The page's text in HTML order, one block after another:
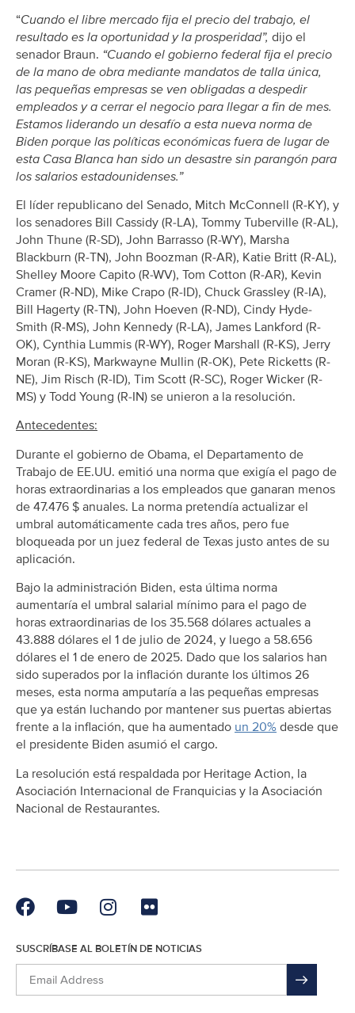
“Cuando el libre mercado fija el precio del trabajo, el
resultado es la oportunidad y la prosperidad”, dijo el
senador Braun. “Cuando el gobierno federal fija el precio
de la mano de obra mediante mandatos de talla única,
las pequeñas empresas se ven obligadas a despedir
empleados y a cerrar el negocio para llegar a fin de mes.
Estamos liderando un desafío a esta nueva norma de
Biden porque las políticas económicas fuera de lugar de
esta Casa Blanca han sido un desastre sin parangón para
los salarios estadounidenses.”
El líder republicano del Senado, Mitch McConnell (R-KY), y
los senadores Bill Cassidy (R-LA), Tommy Tuberville (R-AL),
John Thune (R-SD), John Barrasso (R-WY), Marsha
Blackburn (R-TN), John Boozman (R-AR), Katie Britt (R-AL),
Shelley Moore Capito (R-WV), Tom Cotton (R-AR), Kevin
Cramer (R-ND), Mike Crapo (R-ID), Chuck Grassley (R-IA),
Bill Hagerty (R-TN), John Hoeven (R-ND), Cindy Hyde-
Smith (R-MS), John Kennedy (R-LA), James Lankford (R-
OK), Cynthia Lummis (R-WY), Roger Marshall (R-KS), Jerry
Moran (R-KS), Markwayne Mullin (R-OK), Pete Ricketts (R-
NE), Jim Risch (R-ID), Tim Scott (R-SC), Roger Wicker (R-
MS) y Todd Young (R-IN) se unieron a la resolución.
Antecedentes:
Durante el gobierno de Obama, el Departamento de
Trabajo de EE.UU. emitió una norma que exigía el pago de
horas extraordinarias a los empleados que ganaran menos
de 47.476 $ anuales. La norma pretendía actualizar el
umbral automáticamente cada tres años, pero fue
bloqueada por un juez federal de Texas justo antes de su
aplicación.
Bajo la administración Biden, esta última norma
aumentaría el umbral salarial mínimo para el pago de
horas extraordinarias de los 35.568 dólares actuales a
43.888 dólares el 1 de julio de 2024, y luego a 58.656
dólares el 1 de enero de 2025. Dado que los salarios han
sido superados por la inflación durante los últimos 26
meses, esta norma amputaría a las pequeñas empresas
que ya están luchando por mantener sus puertas abiertas
frente a la inflación, que ha aumentado un 20% desde que
el presidente Biden asumió el cargo.
La resolución está respaldada por Heritage Action, la
Asociación Internacional de Franquicias y la Asociación
Nacional de Restaurantes.
SUSCRÍBASE AL BOLETÍN DE NOTICIAS